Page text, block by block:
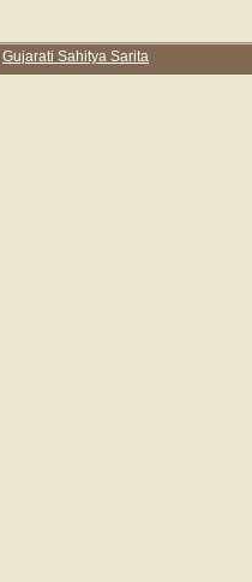
Gujarati Sahitya Sarita